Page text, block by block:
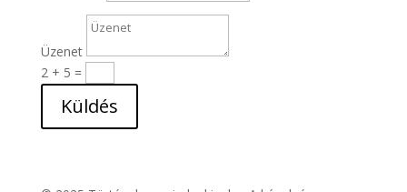
Üzenet
2 + 5 =
Küldés